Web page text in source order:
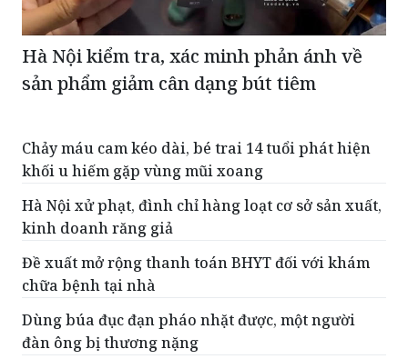
Hà Nội kiểm tra, xác minh phản ánh về
sản phẩm giảm cân dạng bút tiêm
Chảy máu cam kéo dài, bé trai 14 tuổi phát hiện
khối u hiếm gặp vùng mũi xoang
Hà Nội xử phạt, đình chỉ hàng loạt cơ sở sản xuất,
kinh doanh răng giả
Đề xuất mở rộng thanh toán BHYT đối với khám
chữa bệnh tại nhà
Dùng búa đục đạn pháo nhặt được, một người
đàn ông bị thương nặng